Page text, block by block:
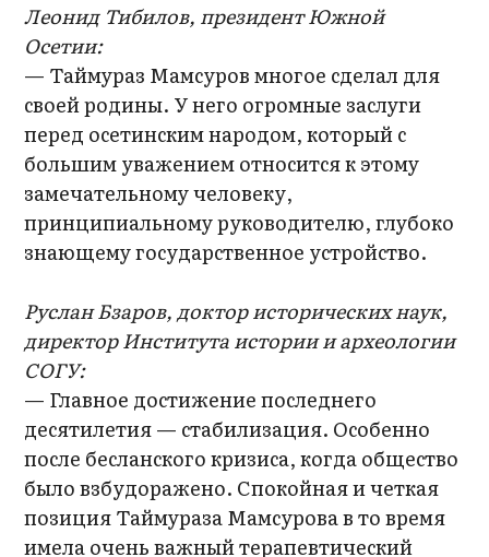
Леонид Тибилов, президент Южной
Осетии:
— Таймураз Мамсуров многое сделал для
своей родины. У него огромные заслуги
перед осетинским народом, который с
большим уважением относится к этому
замечательному человеку,
принципиальному руководителю, глубоко
знающему государственное устройство.
Руслан Бзаров, доктор исторических наук,
директор Института истории и археологии
СОГУ:
— Главное достижение последнего
десятилетия — стабилизация. Особенно
после бесланского кризиса, когда общество
было взбудоражено. Спокойная и четкая
позиция Таймураза Мамсурова в то время
имела очень важный терапевтический